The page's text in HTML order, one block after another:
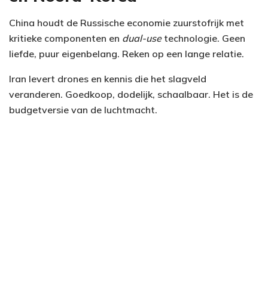
China houdt de Russische economie zuurstofrijk met
kritieke componenten en dual-usetechnologie. Geen
liefde, puur eigenbelang. Reken op een lange relatie.
Iran levert drones en kennis die het slagveld
veranderen. Goedkoop, dodelijk, schaalbaar. Het is de
budgetversie van de luchtmacht.